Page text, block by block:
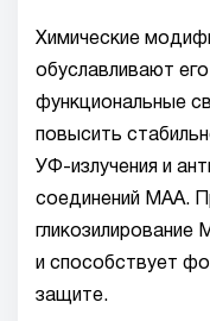
Химические
обуславливают
функциональные
повысить
УФ-излучения и
соединений MAA.
гликозилирование
и способствует
защите.